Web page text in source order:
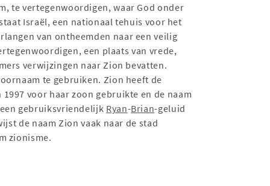
te vertegenwoordigen, waar God onder
Israël, een nationaal tehuis voor het
van ontheemden naar een veilig
een plaats van vrede,
verwijzingen naar Zion bevatten.
te gebruiken. Zion heeft de
1997 voor haar zoon gebruikte en de naam
gebruiksvriendelijk Ryan-Brian-geluid
de naam Zion vaak naar de stad
zionisme.